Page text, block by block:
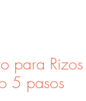
para
5 pasos